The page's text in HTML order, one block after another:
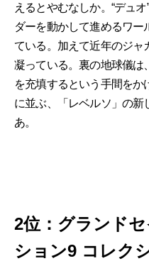
えるとやむなしか。“デュ
ダーを動かして進めるワ
ている。加えて近年のジャ
凝っている。裏の地球儀は
を充填するという手間をか
に並ぶ、「レベルソ」の新
あ。
2位：グランド
ション9 コレク